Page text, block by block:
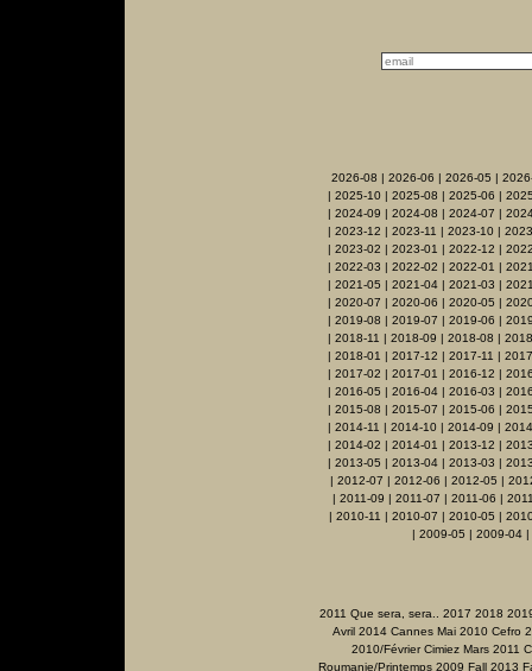
2026-08 | 2026-06 | 2026-05 |
| 2025-10| 2025-08 | 2025-06 |
| 2024-09 | 2024-08 | 2024-07 |
| 2023-12 | 2023-11 | 2023-10 |
| 2023-02 | 2023-01 | 2022-12 |
| 2022-03 | 2022-02 | 2022-01 |
| 2021-05 | 2021-04| 2021-03 |
| 2020-07 | 2020-06 | 2020-05 |
| 2019-08 | 2019-07 | 2019-06 |
| 2018-11 | 2018-09 | 2018-08 |
| 2018-01 | 2017-12 | 2017-11 |
| 2017-02 | 2017-01 | 2016-12 |
| 2016-05 | 2016-04 | 2016-03 |
| 2015-08 | 2015-07 | 2015-06 |
| 2014-11 | 2014-10 | 2014-09 |
| 2014-02 | 2014-01 | 2013-12 |
| 2013-05 | 2013-04 | 2013-03 |
| 2012-07 | 2012-06 | 2012-05 |
| 2011-09 | 2011-07 | 2011-06 |
| 2010-11 | 2010-07 | 2010-05 |
| 2009-05 | 2009-04 |
2011 Que sera, sera.. 2017 2018
Avril 2014 Cannes Mai 2010 Cefro
2010/Février Cimiez Mars 2011
Roumanie/Printemps 2009 Fall 2013